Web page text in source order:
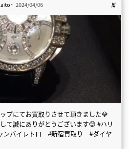
2024/04/06
プにてお買取りさせて頂きました💎
て誠にありがとうございます😊 #ハリ
ンバイレトロ #新宿買取り #ダイヤ